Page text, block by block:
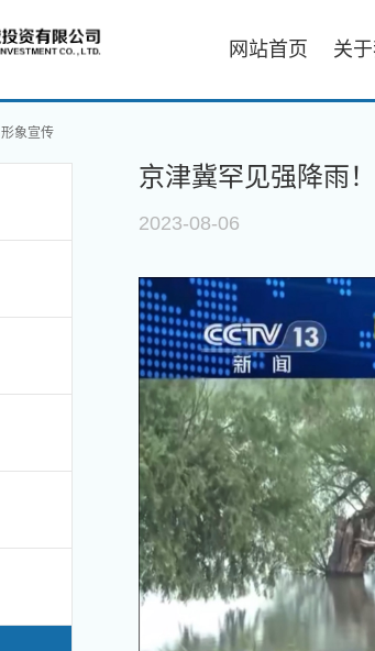
网站首页 关于
形象宣传
京津冀罕见强降雨
2023-08-06